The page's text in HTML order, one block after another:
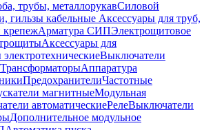
трубы, металлорукавСиловой
гильзы кабельные Аксессуары для труб,
крепежАрматура СИПЭлектрощитовое
Аксессуары для
Выключатели
ТрансформаторыАппаратура
ПредохранителиЧастотные
магнитныеМодульная
автоматическиеРелеВыключатели
Дополнительное модульное